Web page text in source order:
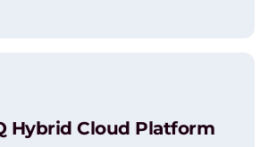
Hybrid Cloud Platform